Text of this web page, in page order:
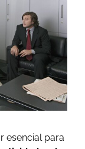
esencial para